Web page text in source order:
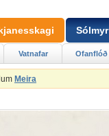
Meira
Vatnafar Ofanflóð